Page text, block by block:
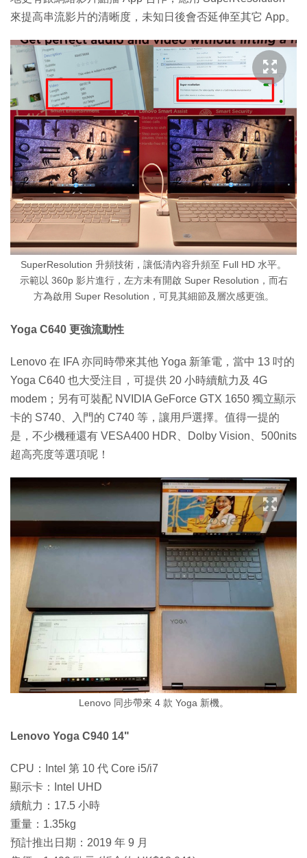
來提高串流影片的清晰度，未知日後會否延伸至其它 App。
SuperResolution 升頻技術，讓低清內容升頻至 Full HD 水平。
示範以 360p 影片進行，左方未有開啟 Super Resolution，而右
方為啟用 Super Resolution，可見其細節及層次感更強。
Yoga C640 更強流動性
Lenovo 在 IFA 亦同時帶來其他 Yoga 新筆電，當中 13 吋的
Yoga C640 也大受注目，可提供 20 小時續航力及 4G
modem；另有可裝配 NVIDIA GeForce GTX 1650 獨立顯示
卡的 S740、入門的 C740 等，讓用戶選擇。值得一提的
是，不少機種還有 VESA400 HDR、Dolby Vision、500nits
超高亮度等選項呢！
Lenovo 同步帶來 4 款 Yoga 新機。
Lenovo Yoga C940 14"
CPU：Intel 第 10 代 Core i5/i7
顯示卡：Intel UHD
續航力：17.5 小時
重量：1.35kg
預計推出日期：2019 年 9 月